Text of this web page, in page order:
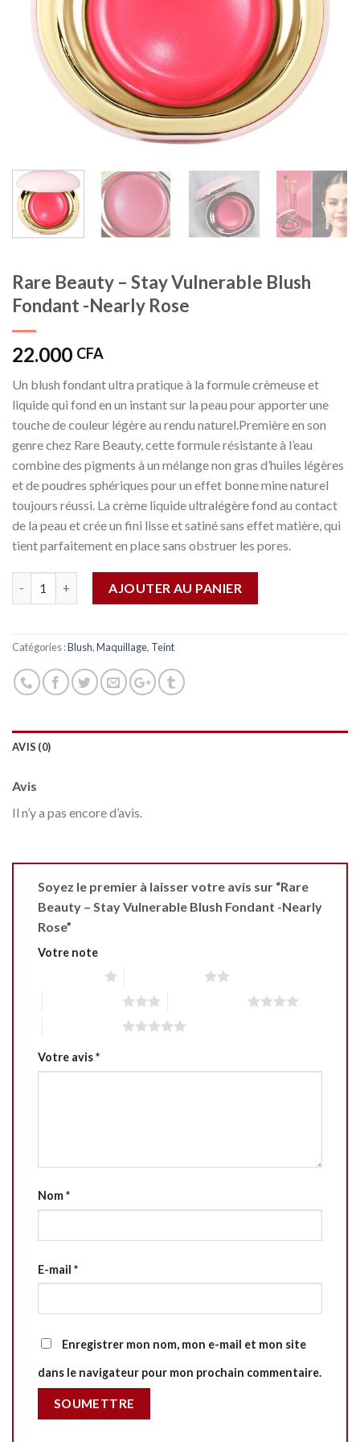
Rare Beauty – Stay Vulnerable Blush
Fondant -Nearly Rose
22.000 CFA
Un blush fondant ultra pratique à la formule crèmeuse et
liquide qui fond en un instant sur la peau pour apporter une
touche de couleur légère au rendu naturel.Première en son
genre chez Rare Beauty, cette formule résistante à l’eau
combine des pigments à un mélange non gras d’huiles légères
et de poudres sphériques pour un effet bonne mine naturel
toujours réussi. La crème liquide ultralégère fond au contact
de la peau et crée un fini lisse et satiné sans effet matière, qui
tient parfaitement en place sans obstruer les pores.
AJOUTER AU PANIER
Catégories :Blush,Maquillage, Teint
AVIS (0)
Avis
Il n’y a pas encore d’avis.
Soyez le premier à laisser votre avis sur “Rare
Beauty – Stay Vulnerable Blush Fondant -Nearly
Rose”
Votre note
Votre avis*
Nom*
E-mail *
Enregistrer mon nom, mon e-mail et mon site
dans le navigateur pour mon prochain commentaire.